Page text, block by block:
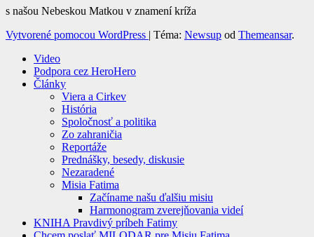
s našou Nebeskou Matkou v znamení kríža
Vytvorené pomocou WordPress | Téma: Newsup od Themeansar.
Video
Podpora cez HeroHero
Články
Viera a Cirkev
História
Spoločnosť a politika
Zo zahraničia
Reportáže
Prednášky, besedy, diskusie
Nezaradené
Misia Fatima
Začíname našu ďalšiu misiu
Harmonogram zverejňovania videí
KNIHA Pravdivý príbeh Fatimy